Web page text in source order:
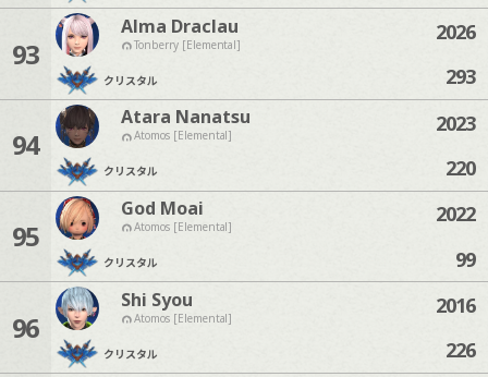
93
Alma Draclau
Tonberry [Elemental]
クリスタル
2026
293
94
Atara Nanatsu
Atomos [Elemental]
クリスタル
2023
220
95
God Moai
Atomos [Elemental]
クリスタル
2022
99
96
Shi Syou
Atomos [Elemental]
クリスタル
2016
226